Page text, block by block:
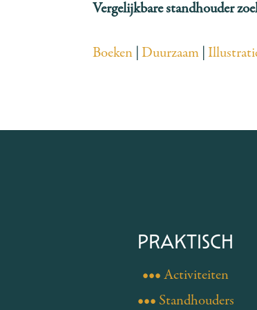
Vergelijkbare standhouder
Boeken |Duurzaam |
PRAKTISCH
••• Activiteiten
••• Standhouders